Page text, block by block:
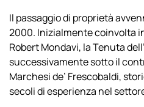
Il passaggio di proprietà
2000. Inizialmente coinvolta
Robert Mondavi, la Tenuta
successivamente sotto il
Marchesi de’ Frescobaldi,
secoli di esperienza nel